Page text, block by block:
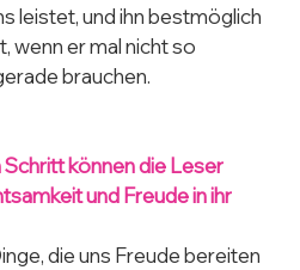
leistet, und ihn bestmöglich
wenn er mal nicht so
brauchen.
können die Leser
und Freude in ihr
die uns Freude bereiten